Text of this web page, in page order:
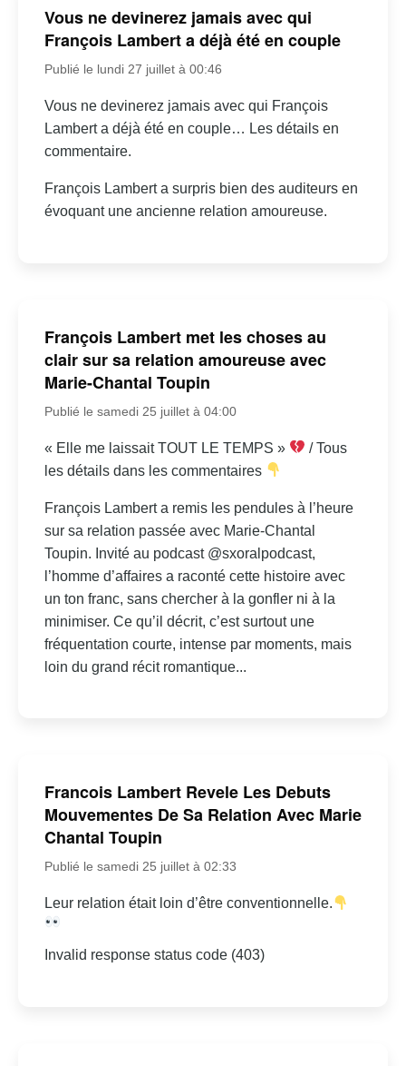
Vous ne devinerez jamais avec qui
François Lambert a déjà été en couple
Publié le lundi 27 juillet à 00:46
Vous ne devinerez jamais avec qui François
Lambert a déjà été en couple… Les détails en
commentaire.
François Lambert a surpris bien des auditeurs en
évoquant une ancienne relation amoureuse.
François Lambert met les choses au
clair sur sa relation amoureuse avec
Marie-Chantal Toupin
Publié le samedi 25 juillet à 04:00
« Elle me laissait TOUT LE TEMPS »
/ Tous
les détails dans les commentaires
François Lambert a remis les pendules à l’heure
sur sa relation passée avec Marie-Chantal
Toupin. Invité au podcast @sxoralpodcast,
l’homme d’affaires a raconté cette histoire avec
un ton franc, sans chercher à la gonfler ni à la
minimiser. Ce qu’il décrit, c’est surtout une
fréquentation courte, intense par moments, mais
loin du grand récit romantique...
Francois Lambert Revele Les Debuts
Mouvementes De Sa Relation Avec Marie
Chantal Toupin
Publié le samedi 25 juillet à 02:33
Leur relation était loin d’être conventionnelle.
Invalid response status code (403)